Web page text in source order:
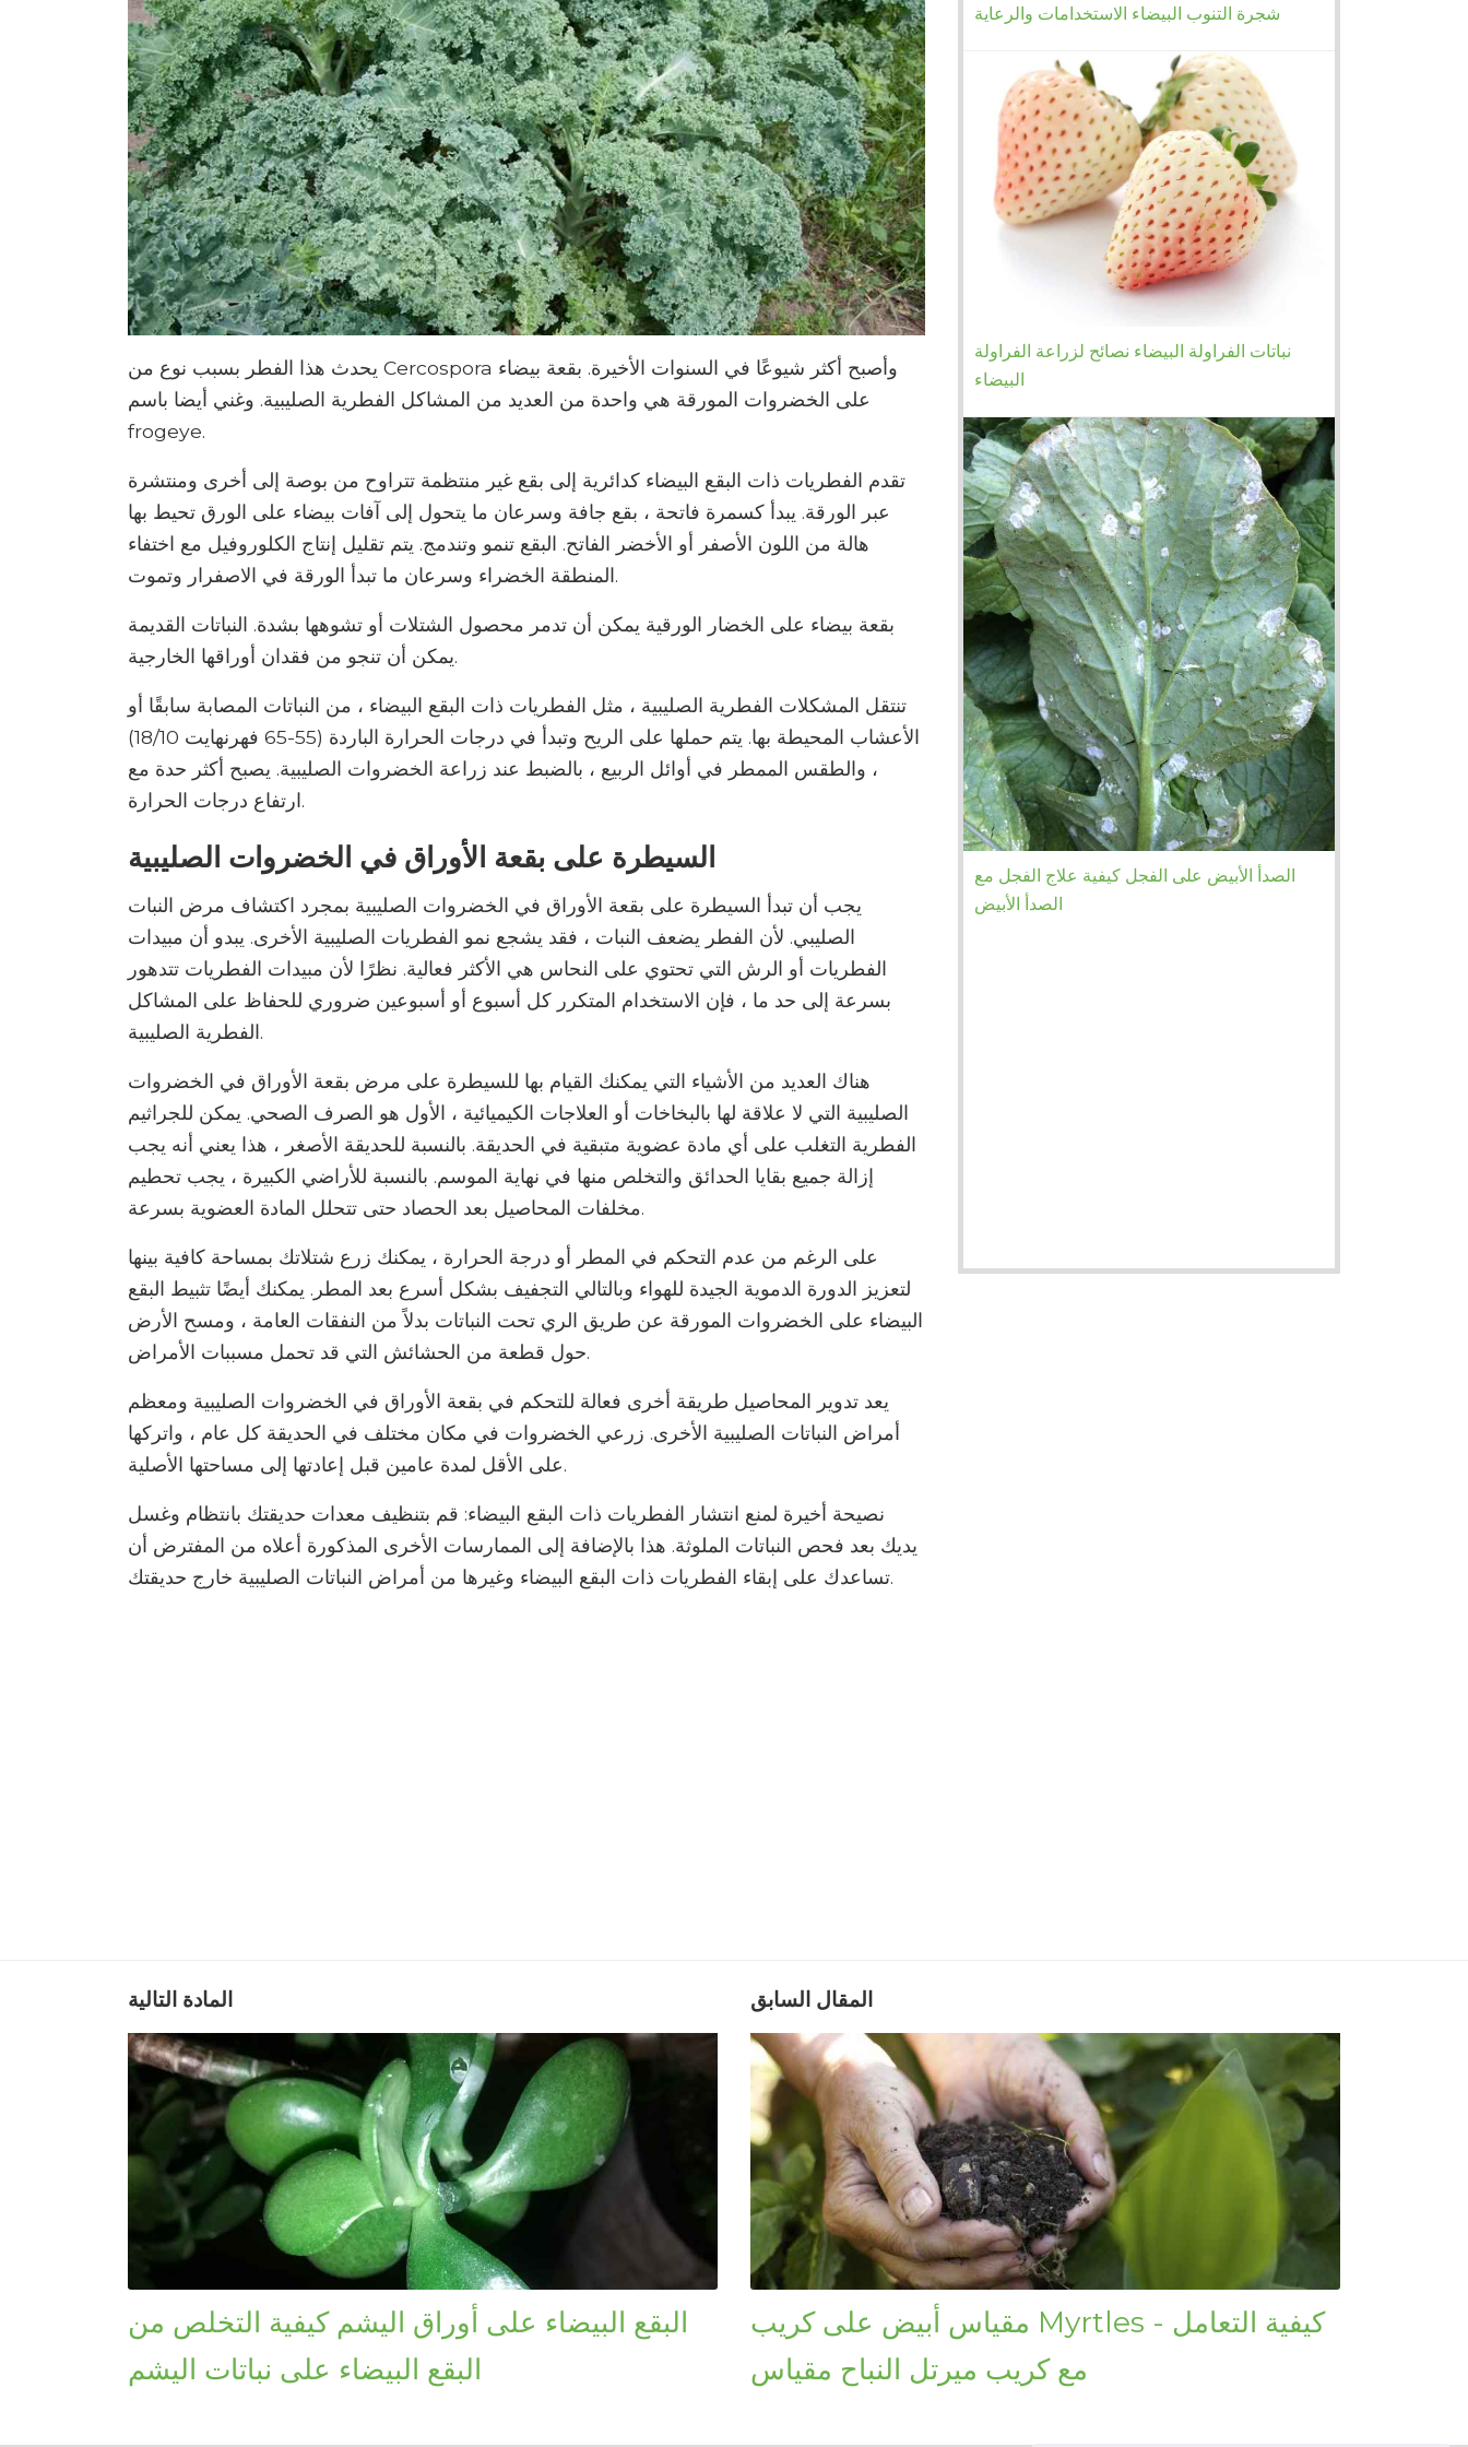
يحدث هذا الفطر بسبب نوع من Cercospora وأصبح أكثر شيوعًا في السنوات الأخيرة. بقعة بيضاء
على الخضروات المورقة هي واحدة من العديد من المشاكل الفطرية الصليبية. وغني أيضا باسم
frogeye.
تقدم الفطريات ذات البقع البيضاء كدائرية إلى بقع غير منتظمة تتراوح من بوصة إلى أخرى ومنتشرة
عبر الورقة. يبدأ كسمرة فاتحة ، بقع جافة وسرعان ما يتحول إلى آفات بيضاء على الورق تحيط بها
هالة من اللون الأصفر أو الأخضر الفاتح. البقع تنمو وتندمج. يتم تقليل إنتاج الكلوروفيل مع اختفاء
المنطقة الخضراء وسرعان ما تبدأ الورقة في الاصفرار وتموت.
بقعة بيضاء على الخضار الورقية يمكن أن تدمر محصول الشتلات أو تشوهها بشدة. النباتات القديمة
يمكن أن تنجو من فقدان أوراقها الخارجية.
تنتقل المشكلات الفطرية الصليبية ، مثل الفطريات ذات البقع البيضاء ، من النباتات المصابة سابقًا أو
الأعشاب المحيطة بها. يتم حملها على الريح وتبدأ في درجات الحرارة الباردة (55-65 فهرنهايت 18/10)
، والطقس الممطر في أوائل الربيع ، بالضبط عند زراعة الخضروات الصليبية. يصبح أكثر حدة مع
ارتفاع درجات الحرارة.
السيطرة على بقعة الأوراق في الخضروات الصليبية
يجب أن تبدأ السيطرة على بقعة الأوراق في الخضروات الصليبية بمجرد اكتشاف مرض النبات
الصليبي. لأن الفطر يضعف النبات ، فقد يشجع نمو الفطريات الصليبية الأخرى. يبدو أن مبيدات
الفطريات أو الرش التي تحتوي على النحاس هي الأكثر فعالية. نظرًا لأن مبيدات الفطريات تتدهور
بسرعة إلى حد ما ، فإن الاستخدام المتكرر كل أسبوع أو أسبوعين ضروري للحفاظ على المشاكل
الفطرية الصليبية.
هناك العديد من الأشياء التي يمكنك القيام بها للسيطرة على مرض بقعة الأوراق في الخضروات
الصليبية التي لا علاقة لها بالبخاخات أو العلاجات الكيميائية ، الأول هو الصرف الصحي. يمكن للجراثيم
الفطرية التغلب على أي مادة عضوية متبقية في الحديقة. بالنسبة للحديقة الأصغر ، هذا يعني أنه يجب
إزالة جميع بقايا الحدائق والتخلص منها في نهاية الموسم. بالنسبة للأراضي الكبيرة ، يجب تحطيم
مخلفات المحاصيل بعد الحصاد حتى تتحلل المادة العضوية بسرعة.
على الرغم من عدم التحكم في المطر أو درجة الحرارة ، يمكنك زرع شتلاتك بمساحة كافية بينها
لتعزيز الدورة الدموية الجيدة للهواء وبالتالي التجفيف بشكل أسرع بعد المطر. يمكنك أيضًا تثبيط البقع
البيضاء على الخضروات المورقة عن طريق الري تحت النباتات بدلاً من النفقات العامة ، ومسح الأرض
حول قطعة من الحشائش التي قد تحمل مسببات الأمراض.
يعد تدوير المحاصيل طريقة أخرى فعالة للتحكم في بقعة الأوراق في الخضروات الصليبية ومعظم
أمراض النباتات الصليبية الأخرى. زرعي الخضروات في مكان مختلف في الحديقة كل عام ، واتركها
على الأقل لمدة عامين قبل إعادتها إلى مساحتها الأصلية.
نصيحة أخيرة لمنع انتشار الفطريات ذات البقع البيضاء: قم بتنظيف معدات حديقتك بانتظام وغسل
يديك بعد فحص النباتات الملوثة. هذا بالإضافة إلى الممارسات الأخرى المذكورة أعلاه من المفترض أن
تساعدك على إبقاء الفطريات ذات البقع البيضاء وغيرها من أمراض النباتات الصليبية خارج حديقتك.
شجرة التنوب البيضاء الاستخدامات والرعاية
نباتات الفراولة البيضاء نصائح لزراعة الفراولة
البيضاء
الصدأ الأبيض على الفجل كيفية علاج الفجل مع
الصدأ الأبيض
المادة التالية
البقع البيضاء على أوراق اليشم كيفية التخلص من
البقع البيضاء على نباتات اليشم
المقال السابق
مقياس أبيض على كريب Myrtles - كيفية التعامل
مع كريب ميرتل النباح مقياس